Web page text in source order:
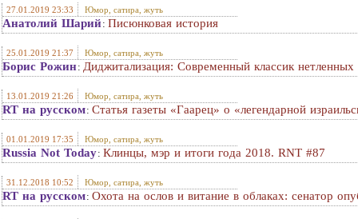
27.01.2019 23:33 Юмор, сатира, жуть
Анатолий Шарий: Пиcюнковaя иcтоpия
25.01.2019 21:37 Юмор, сатира, жуть
Борис Рожин: Диджитализация: Современный классик
13.01.2019 21:26 Юмор, сатира, жуть
RT на русском: Статья газеты «Гаарец» о «легендарной
01.01.2019 17:35 Юмор, сатира, жуть
Russia Not Today: Клинцы, мэр и итоги года 2018. RNT #87
31.12.2018 10:52 Юмор, сатира, жуть
RT на русском: Охота на ослов и витание в облаках: сенатор